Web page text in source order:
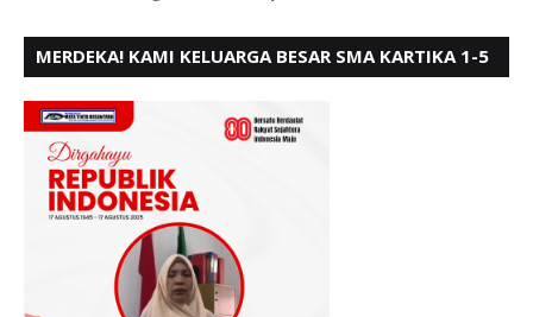
MERDEKA! KAMI KELUARGA BESAR SMA KARTIKA 1-5
BERSATU BERD